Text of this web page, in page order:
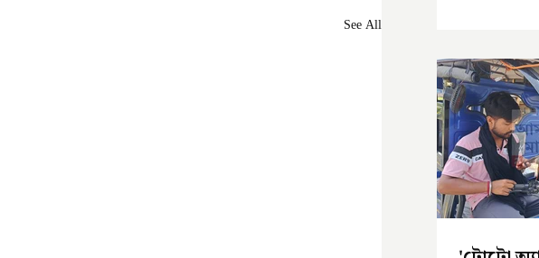
See All